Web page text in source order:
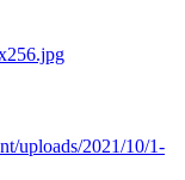
uploads/2021/10/1-